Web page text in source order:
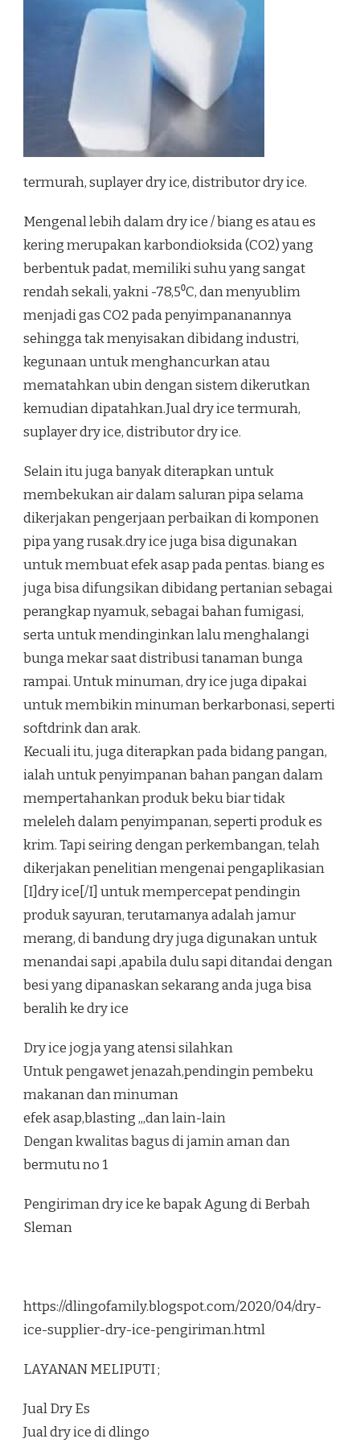
termurah, suplayer dry ice, distributor dry ice.
Mengenal lebih dalam dry ice / biang es atau es
kering merupakan karbondioksida (CO2) yang
berbentuk padat, memiliki suhu yang sangat
rendah sekali, yakni -78,5⁰C, dan menyublim
menjadi gas CO2 pada penyimpananannya
sehingga tak menyisakan dibidang industri,
kegunaan untuk menghancurkan atau
mematahkan ubin dengan sistem dikerutkan
kemudian dipatahkan.Jual dry ice termurah,
suplayer dry ice, distributor dry ice.
Selain itu juga banyak diterapkan untuk
membekukan air dalam saluran pipa selama
dikerjakan pengerjaan perbaikan di komponen
pipa yang rusak.dry ice juga bisa digunakan
untuk membuat efek asap pada pentas. biang es
juga bisa difungsikan dibidang pertanian sebagai
perangkap nyamuk, sebagai bahan fumigasi,
serta untuk mendinginkan lalu menghalangi
bunga mekar saat distribusi tanaman bunga
rampai. Untuk minuman, dry ice juga dipakai
untuk membikin minuman berkarbonasi, seperti
softdrink dan arak.
Kecuali itu, juga diterapkan pada bidang pangan,
ialah untuk penyimpanan bahan pangan dalam
mempertahankan produk beku biar tidak
meleleh dalam penyimpanan, seperti produk es
krim. Tapi seiring dengan perkembangan, telah
dikerjakan penelitian mengenai pengaplikasian
[I]dry ice[/I] untuk mempercepat pendingin
produk sayuran, terutamanya adalah jamur
merang, di bandung dry juga digunakan untuk
menandai sapi ,apabila dulu sapi ditandai dengan
besi yang dipanaskan sekarang anda juga bisa
beralih ke dry ice
Dry ice jogja yang atensi silahkan
Untuk pengawet jenazah,pendingin pembeku
makanan dan minuman
efek asap,blasting ,,,dan lain-lain
Dengan kwalitas bagus di jamin aman dan
bermutu no 1
Pengiriman dry ice ke bapak Agung di Berbah
Sleman
https://dlingofamily.blogspot.com/2020/04/dry-
ice-supplier-dry-ice-pengiriman.html
LAYANAN MELIPUTI ;
Jual Dry Es
Jual dry ice di dlingo